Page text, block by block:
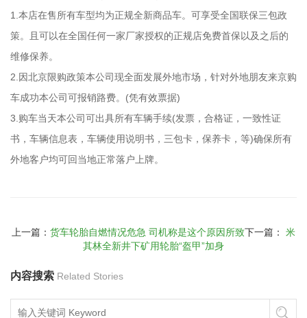
1.本店在售所有车型均为正规全新商品车。可享受全国联保三包政
策。且可以在全国任何一家厂家授权的正规店免费首保以及之后的
维修保养。
2.因北京限购政策本公司现全面发展外地市场，针对外地朋友来京购
车成功本公司可报销路费。(凭有效票据)
3.购车当天本公司可出具所有车辆手续(发票，合格证，一致性证
书，车辆信息表，车辆使用说明书，三包卡，保养卡，等)确保所有
外地客户均可回当地正常落户上牌。
上一篇： 货车轮胎自燃情况危急 司机称是这个原因所致下一篇： 米
其林全新井下矿用轮胎“盔甲”加身
内容搜索 Related Stories